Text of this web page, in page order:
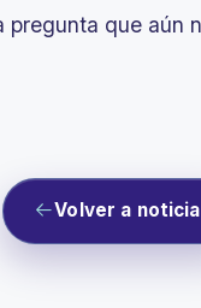
que aún
Volver a